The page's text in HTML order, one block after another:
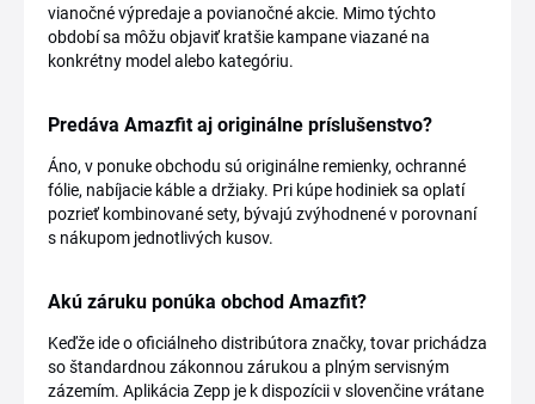
vianočné výpredaje a povianočné akcie. Mimo týchto
období sa môžu objaviť kratšie kampane viazané na
konkrétny model alebo kategóriu.
Predáva Amazfit aj originálne príslušenstvo?
Áno, v ponuke obchodu sú originálne remienky, ochranné
fólie, nabíjacie káble a držiaky. Pri kúpe hodiniek sa oplatí
pozrieť kombinované sety, bývajú zvýhodnené v porovnaní
s nákupom jednotlivých kusov.
Akú záruku ponúka obchod Amazfit?
Keďže ide o oficiálneho distribútora značky, tovar prichádza
so štandardnou zákonnou zárukou a plným servisným
zázemím. Aplikácia Zepp je k dispozícii v slovenčine vrátane